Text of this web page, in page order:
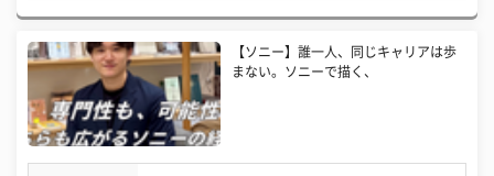
【ソニー】誰一人、同じキャリアは歩
まない。ソニーで描く、